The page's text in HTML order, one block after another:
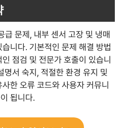
문제, 내부 센서 고장 및 냉매
니다. 기본적인 문제 해결 방법
점검 및 전문가 호출이 있습니
명서 숙지, 적절한 환경 유지 및
한 오류 코드와 사용자 커뮤니
됩니다.